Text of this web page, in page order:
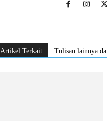
Artikel Terkait Tulisan lainnya